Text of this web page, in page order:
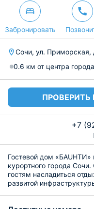
Забронировать
Сочи, ул.
0.6 км от центра города
+7
Гостевой дом
курортного города
гостям насладиться
развитой